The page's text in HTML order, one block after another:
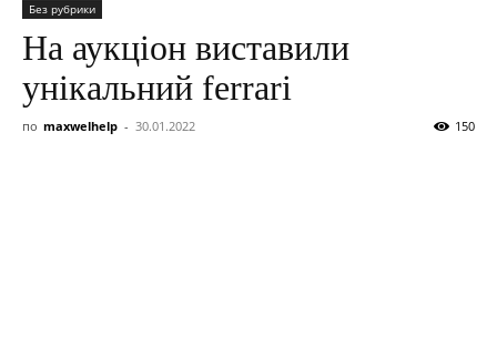
Без рубрики
На аукціон виставили
унікальний ferrari
по maxwelhelp - 30.01.2022 150